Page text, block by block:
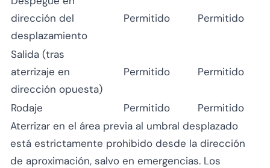
dirección del
desplazamiento
Permitido Permitido
Salida (tras
aterrizaje en
dirección opuesta)
Permitido Permitido
Rodaje Permitido
Permitido
Aterrizar en el área previa al umbral desplazado
está estrictamente prohibido desde la dirección
de aproximación, salvo en emergencias. Los